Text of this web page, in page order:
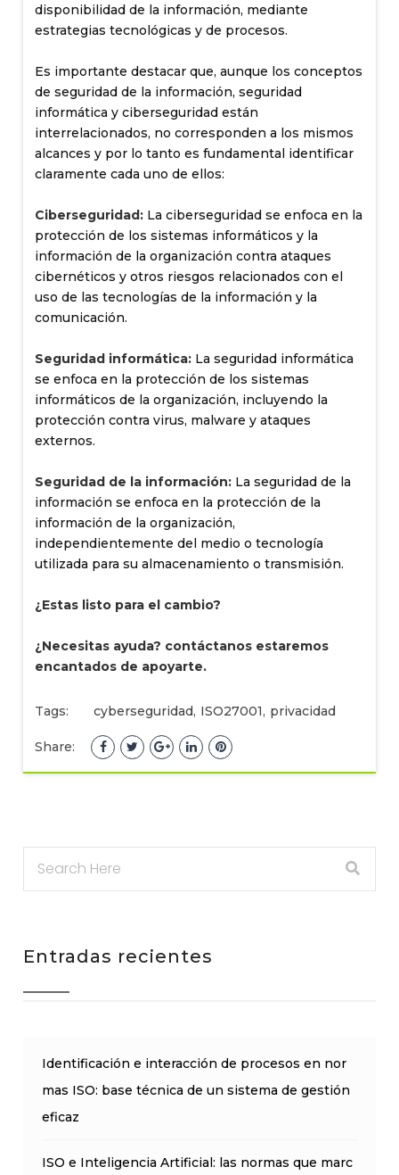
disponibilidad de la información, mediante
estrategias tecnológicas y de procesos.
Es importante destacar que, aunque los conceptos
de seguridad de la información, seguridad
informática y ciberseguridad están
interrelacionados, no corresponden a los mismos
alcances y por lo tanto es fundamental identificar
claramente cada uno de ellos:
Ciberseguridad: La ciberseguridad se enfoca en la
protección de los sistemas informáticos y la
información de la organización contra ataques
cibernéticos y otros riesgos relacionados con el
uso de las tecnologías de la información y la
comunicación.
Seguridad informática: La seguridad informática
se enfoca en la protección de los sistemas
informáticos de la organización, incluyendo la
protección contra virus, malware y ataques
externos.
Seguridad de la información: La seguridad de la
información se enfoca en la protección de la
información de la organización,
independientemente del medio o tecnología
utilizada para su almacenamiento o transmisión.
¿Estas listo para el cambio?
¿Necesitas ayuda? contáctanos estaremos
encantados de apoyarte.
Tags: cyberseguridad, ISO27001, privacidad
Share:
Entradas recientes
Identificación e interacción de procesos en nor
mas ISO: base técnica de un sistema de gestión
eficaz
ISO e Inteligencia Artificial: las normas que marc